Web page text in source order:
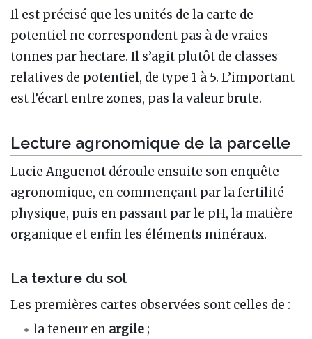
Il est précisé que les unités de la carte de
potentiel ne correspondent pas à de vraies
tonnes par hectare. Il s’agit plutôt de classes
relatives de potentiel, de type 1 à 5. L’important
est l’écart entre zones, pas la valeur brute.
Lecture agronomique de la parcelle
Lucie Anguenot déroule ensuite son enquête
agronomique, en commençant par la fertilité
physique, puis en passant par le pH, la matière
organique et enfin les éléments minéraux.
La texture du sol
Les premières cartes observées sont celles de :
la teneur en argile ;